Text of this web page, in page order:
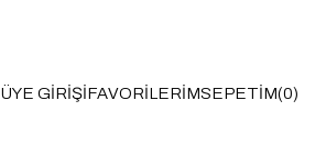
ÜYE GIRIŞIFAVORILERIMSEPETIM 0